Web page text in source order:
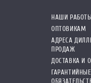
НАШИ РАБОТЫ
ОПТОВИКАМ
АДРЕСА
ПРОДАЖ
ДОСТАВКА И
ГАРАНТИЙНЫЕ